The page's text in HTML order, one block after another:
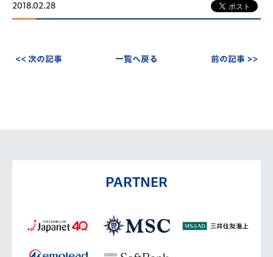
2018.02.28
<< 次の記事 一覧へ戻る 前の記事 >>
PARTNER